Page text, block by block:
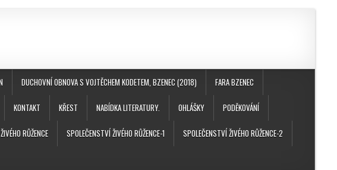
DUCHOVNÍ OBNOVA S VOJTĚCHEM KODETEM, BZENEC (2018) FARA BZENEC
KONTAKT KŘEST NABÍDKA LITERATURY. OHLÁŠKY PODĚKOVÁNÍ
RŮŽENCE SPOLEČENSTVÍ ŽIVÉHO RŮŽENCE-1 SPOLEČENSTVÍ ŽIVÉHO RŮŽENCE-2